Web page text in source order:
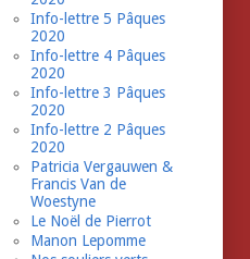
Info-lettre 5 Pâques
2020
Info-lettre 4 Pâques
2020
Info-lettre 3 Pâques
2020
Info-lettre 2 Pâques
2020
Patricia Vergauwen &
Francis Van de
Woestyne
Le Noël de Pierrot
Manon Lepomme